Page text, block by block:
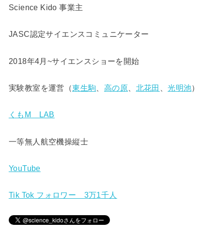
Science Kido 事業主
JASC認定サイエンスコミュニケーター
2018年4月~サイエンスショーを開始
実験教室を運営（東生駒 高の原 北花田 、光明池）
くもM LAB
一等無人航空機操縦士
YouTube
Tik Tok フォロワー 3万1千人